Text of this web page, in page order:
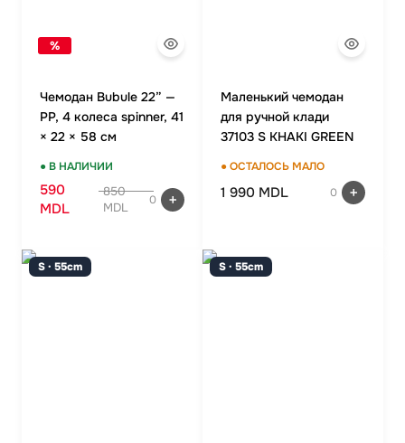
%
Чемодан Bubule 22” —
PP, 4 колеса spinner, 41
× 22 × 58 см
● В НАЛИЧИИ
590
MDL
850
MDL
0
Маленький чемодан
для ручной клади
37103 S KHAKI GREEN
● ОСТАЛОСЬ МАЛО
1 990 MDL 0
S · 55cm S · 55cm